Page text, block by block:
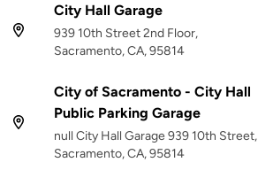
City Hall Garage
939 10th Street 2nd Floor,
Sacramento, CA, 95814
City of Sacramento - City Hall
Public Parking Garage
null City Hall Garage 939 10th Street,
Sacramento, CA, 95814